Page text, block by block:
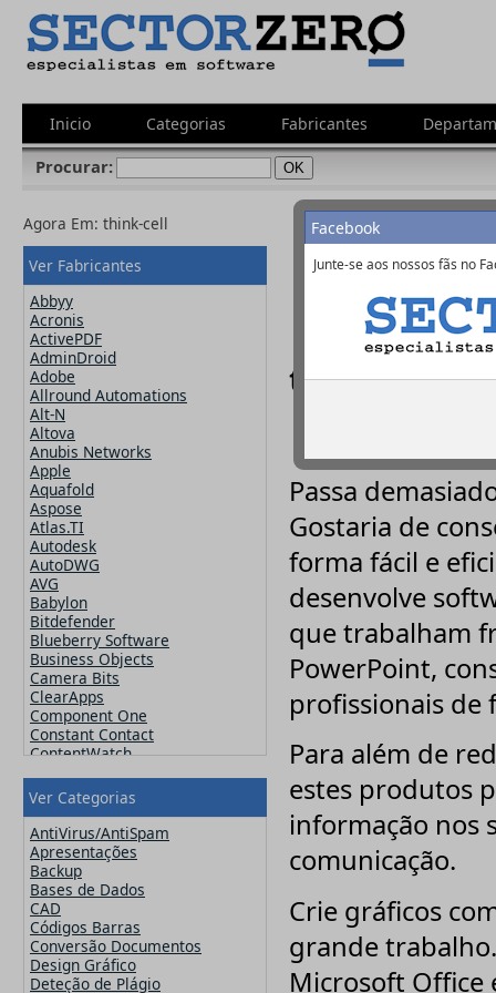
Inicio Categorias Fabricantes
Procurar:
Agora Em: think-cell
Ver Fabricantes
Abbyy
Acronis
ActivePDF
AdminDroid
Adobe
Allround Automations
Alt-N
Altova
Anubis Networks
Apple
Aquafold
Aspose
Atlas.TI
Autodesk
AutoDWG
AVG
Babylon
Bitdefender
Blueberry Software
Business Objects
Camera Bits
ClearApps
Component One
Constant Contact
ContentWatch
Crucial
CutePDF
CuteSoft
CZ Solution
DameWare
Datawatch
Devart
DevExpress
ElcomSoft
ESET
Exclaimer
Ver Categorias
AntiVirus/AntiSpam
Apresentações
Backup
Bases de Dados
CAD
Códigos Barras
Conversão Documentos
Design Gráfico
Deteção de Plágio
think-cell -
Passa
Gostaria de
forma fácil e
desenvolve
que trabalham
PowerPoint,
profissionais de
Para além de
estes produtos
informação nos
comunicação.
Crie gráficos
grande
Microsoft Office
Facebook
Junte-se aos nossos fãs no